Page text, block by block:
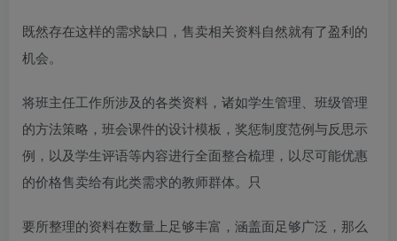
既然存在这样的需求缺口，售卖相关资料自然就有了盈利的
机会。
将班主任工作所涉及的各类资料，诸如学生管理、班级管理
的方法策略，班会课件的设计模板，奖惩制度范例与反思示
例，以及学生评语等内容进行全面整合梳理，以尽可能优惠
的价格售卖给有此类需求的教师群体。只
要所整理的资料在数量上足够丰富，涵盖面足够广泛，那么